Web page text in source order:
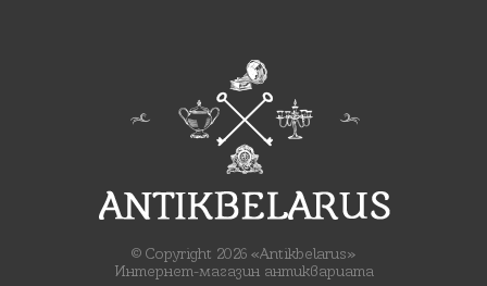
© Copyright 2026 «Antikbelarus»
Интернет-магазин антиквариата